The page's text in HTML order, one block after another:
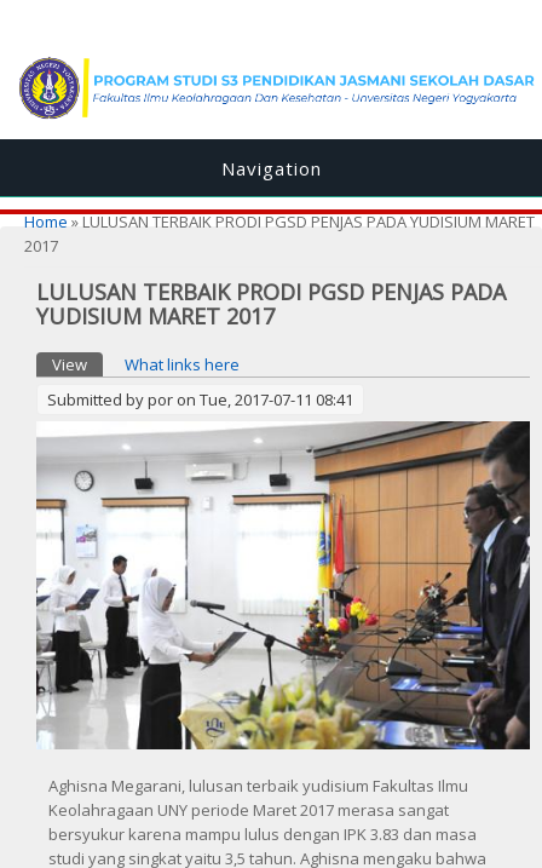
Navigation
You are here
Home» LULUSAN TERBAIK PRODI PGSD PENJAS PADA YUDISIUM MARET
2017
LULUSAN TERBAIK PRODI PGSD PENJAS PADA
YUDISIUM MARET 2017
Primary tabs
View (active tab)
What links here
Submitted bypor on Tue, 2017-07-11 08:41
Aghisna Megarani, lulusan terbaik yudisium Fakultas Ilmu
Keolahragaan UNY periode Maret 2017 merasa sangat
bersyukur karena mampu lulus dengan IPK 3.83 dan masa
studi yang singkat yaitu 3,5 tahun. Aghisna mengaku bahwa